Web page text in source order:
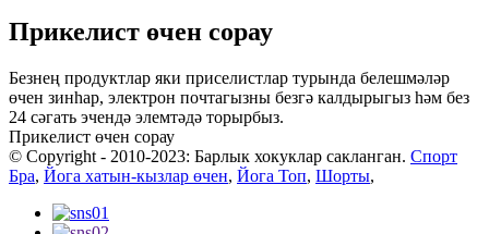
Прикелист өчен сорау
Безнең продуктлар яки приселистлар турында белешмәләр
өчен зинһар, электрон почтагызны безгә калдырыгыз һәм без
24 сәгать эчендә элемтәдә торырбыз.
Прикелист өчен сорау
© Copyright - 2010-2023: Барлык хокуклар сакланган. Спорт
Бра, Йога хатын-кызлар өчен, Йога Топ, Шорты,